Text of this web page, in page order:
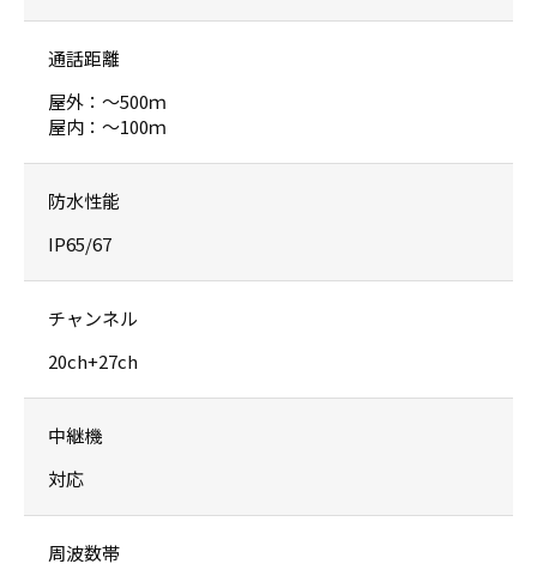
通話距離
屋外：〜500ｍ
屋内：〜100ｍ
防水性能
IP65/67
チャンネル
20ch+27ch
中継機
対応
周波数帯